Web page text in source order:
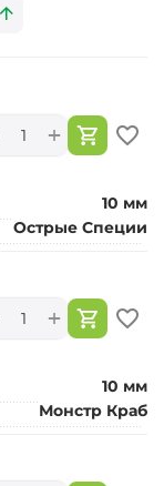
+
10 мм
Острые Специи
+
10 мм
Монстр Краб